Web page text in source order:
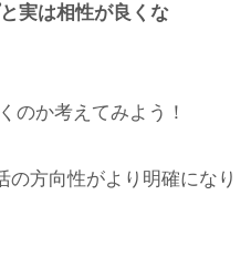
実は相性が良くな
のか考えてみよう！
の方向性がより明確になり